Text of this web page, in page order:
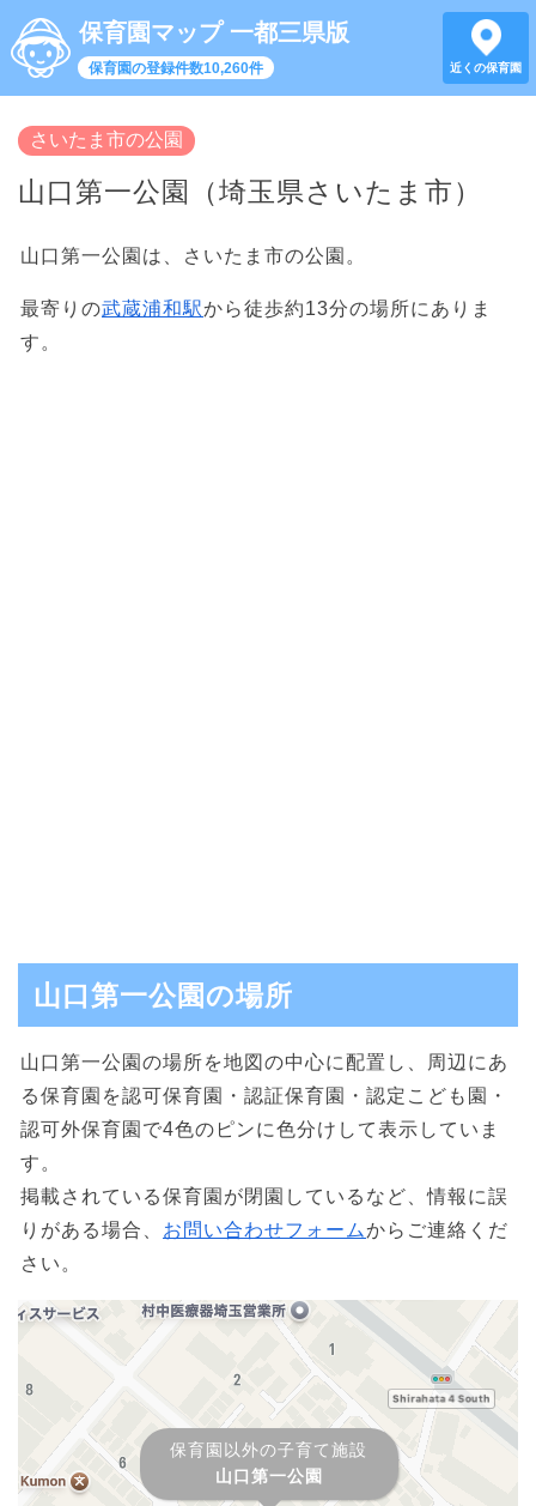
保育園マップ 一都三県版
保育園の登録件数10,260件 近くの保育園
さいたま市の公園
山口第一公園（埼玉県さいたま市）
山口第一公園は、さいたま市の公園。
最寄りの武蔵浦和駅から徒歩約13分の場所にありま
す。
山口第一公園の場所
山口第一公園の場所を地図の中心に配置し、周辺にあ
る保育園を認可保育園・認証保育園・認定こども園・
認可外保育園で4色のピンに色分けして表示していま
す。
掲載されている保育園が閉園しているなど、情報に誤
りがある場合、 お問い合わせフォームからご連絡くだ
さい。
保育園以外の子育て施設
山口第一公園